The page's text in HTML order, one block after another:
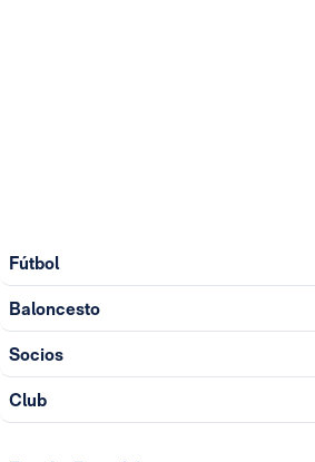
Fútbol
Baloncesto
Socios
Club